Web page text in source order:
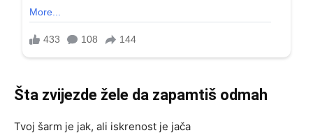
Šta zvijezde žele da zapamtiš odmah
Tvoj šarm je jak, ali iskrenost je jača